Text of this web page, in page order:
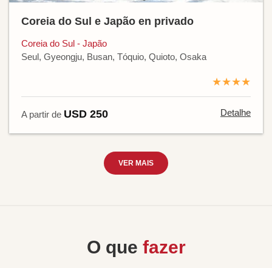
Coreia do Sul e Japão en privado
Coreia do Sul - Japão
Seul, Gyeongju, Busan, Tóquio, Quioto, Osaka
★★★★
A partir de USD 250 Detalhe
VER MAIS
O que fazer